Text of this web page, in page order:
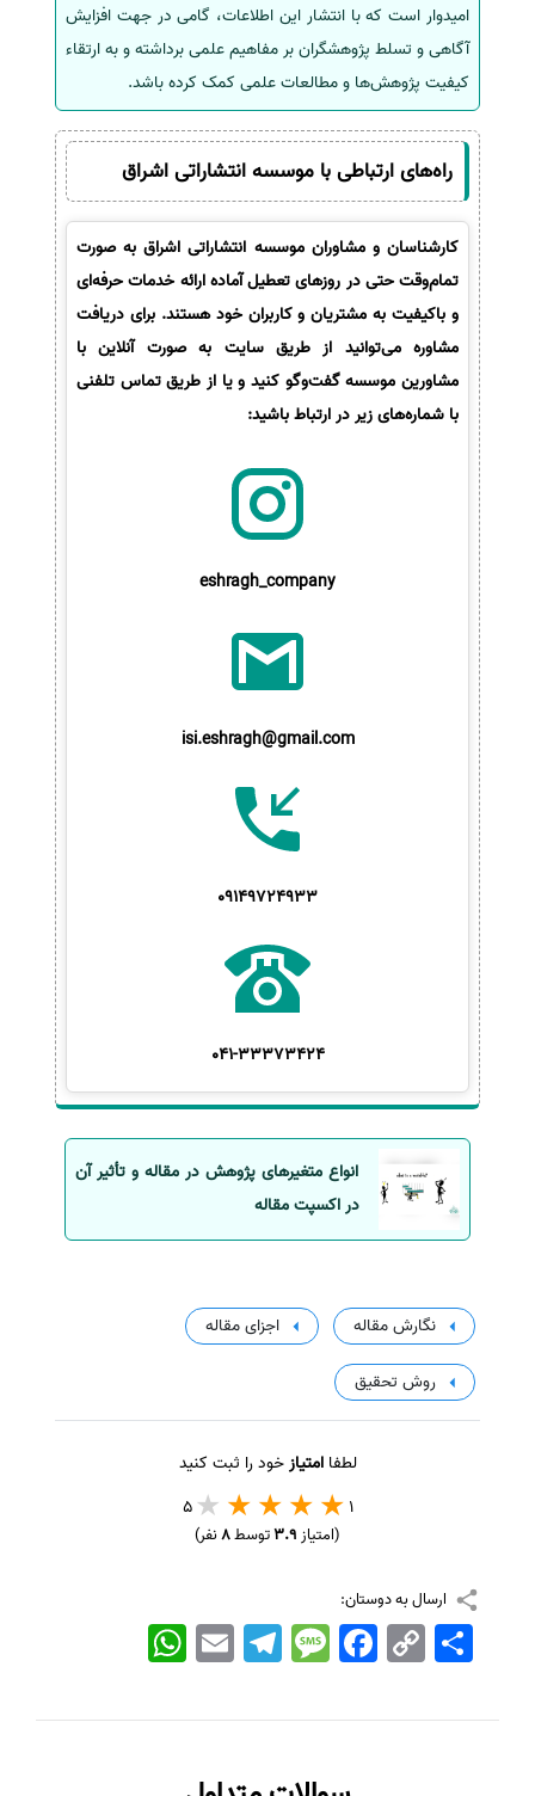
امیدوار است که با انتشار این اطلاعات، گامی در جهت افزایش
آگاهی و تسلط پژوهشگران بر مفاهیم علمی برداشته و به ارتقاء
کیفیت پژوهش‌ها و مطالعات علمی کمک کرده باشد.
راه‌های ارتباطی با موسسه انتشاراتی اشراق
کارشناسان و مشاوران موسسه انتشاراتی اشراق به صورت
تمام‌وقت حتی در روزهای تعطیل آماده ارائه خدمات حرفه‌ای
و باکیفیت به مشتریان و کاربران خود هستند. برای دریافت
مشاوره می‌توانید از طریق سایت به صورت آنلاین با
مشاورین موسسه گفت‌وگو کنید و یا از طریق تماس تلفنی
با شماره‌های زیر در ارتباط باشید:
eshragh_company
isi.eshragh@gmail.com
09149724933
041-33373424
انواع متغیرهای پژوهش در مقاله و تأثیر آن
در اکسپت مقاله
نگارش مقاله اجزای مقاله
روش تحقیق
لطفاامتیازخود را ثبت کنید
1
5
(امتیاز3.9توسط8نفر)
ارسال به دوستان:
WhatsApp EmailTelegramMessageFacebook Copy
Link
اشتراک